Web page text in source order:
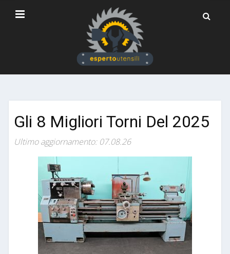
Gli 8 Migliori Torni Del 2025
Ultimo aggiornamento: 07.08.26